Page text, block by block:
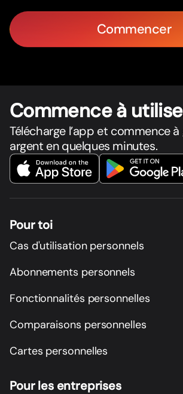
Commencer
Commence à
Télécharge l’app et commence
argent en quelques minutes.
Pour toi
Cas d'utilisation personnels
Abonnements personnels
Fonctionnalités personnelles
Comparaisons personnelles
Cartes personnelles
Pour les entreprises